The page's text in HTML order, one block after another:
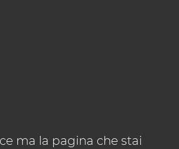
ma la pagina che stai